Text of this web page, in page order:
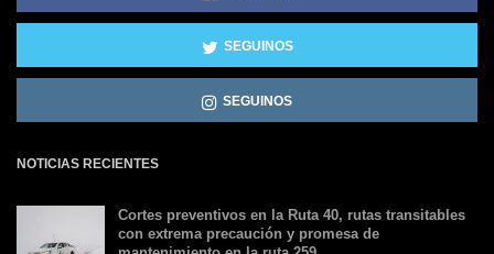
SEGUINOS
SEGUINOS
NOTICIAS RECIENTES
Cortes preventivos en la Ruta 40, rutas transitables
con extrema precaución y promesa de